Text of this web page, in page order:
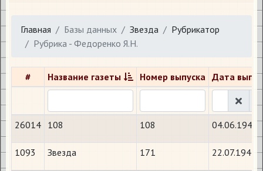
Главная Базы данных Звезда
Рубрикатор
Рубрика - Федоренко Я.Н.
# Название газеты Номер выпуска Дата
26014 108 108 04.06.1944
1093 Звезда 171 22.07.1941